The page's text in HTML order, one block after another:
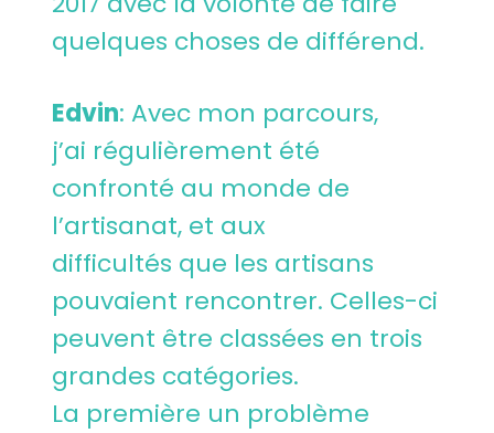
quelques choses de différend.
Edvin: Avec mon parcours,
j’ai régulièrement été
confronté au monde de
l’artisanat, et aux
difficultés que les artisans
pouvaient rencontrer. Celles-ci
peuvent être classées en trois
grandes catégories.
La première un problème